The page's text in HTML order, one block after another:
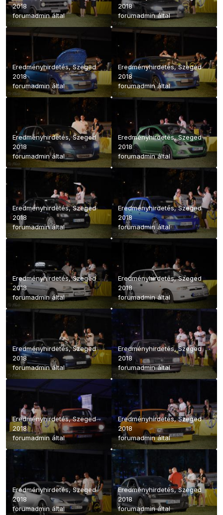
2018
forumadmináltal
2018
forumadmináltal
Eredményhirdetés, Szeged
2018
forumadmináltal
Eredményhirdetés, Szeged
2018
forumadmináltal
Eredményhirdetés, Szeged
2018
forumadmináltal
Eredményhirdetés, Szeged
2018
forumadmináltal
Eredményhirdetés, Szeged
2018
forumadmináltal
Eredményhirdetés, Szeged
2018
forumadmináltal
Eredményhirdetés, Szeged
2018
forumadmináltal
Eredményhirdetés, Szeged
2018
forumadmináltal
Eredményhirdetés, Szeged
2018
forumadmináltal
Eredményhirdetés, Szeged
2018
forumadmináltal
Eredményhirdetés, Szeged
2018
forumadmináltal
Eredményhirdetés, Szeged
2018
forumadmináltal
Eredményhirdetés, Szeged
2018
forumadmin által
Eredményhirdetés, Szeged
2018
forumadmináltal